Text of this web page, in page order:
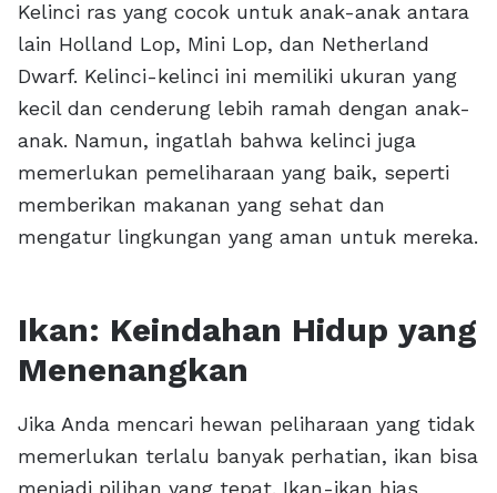
Kelinci ras yang cocok untuk anak-anak antara
lain Holland Lop, Mini Lop, dan Netherland
Dwarf. Kelinci-kelinci ini memiliki ukuran yang
kecil dan cenderung lebih ramah dengan anak-
anak. Namun, ingatlah bahwa kelinci juga
memerlukan pemeliharaan yang baik, seperti
memberikan makanan yang sehat dan
mengatur lingkungan yang aman untuk mereka.
Ikan: Keindahan Hidup yang
Menenangkan
Jika Anda mencari hewan peliharaan yang tidak
memerlukan terlalu banyak perhatian, ikan bisa
menjadi pilihan yang tepat. Ikan-ikan hias